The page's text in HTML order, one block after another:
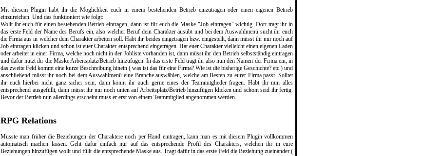
Mit diesem Plugin habt ihr die Möglichkeit euch in einem bestehenden Betrieb einzutragen oder einen eigenen Betrieb
einzureichen. Und das funktioniert wie folgt:
Wollt ihr euch für einen bestehenden Betrieb eintragen, dann ist für euch die Maske "Job eintragen" wichtig. Dort tragt ihr in
das erste Feld der Name des Berufs ein, also welcher Beruf dein Charakter ausübt und bei dem Auswahlmenü sucht ihr euch
die Firma aus in welcher dein Charakter arbeiten soll. Habt ihr beides eingetragen bzw. eingestellt, dann müsst ihr nur noch auf
Job eintragen klicken und schon ist euer Charakter entsprechend eingetragen. Hat euer Charakter vielleicht einen eigenen Laden
oder arbeitet in einer Firma, welche noch nicht in der Jobliste vorhanden ist, dann müsst ihr den Betrieb selbstständig eintragen
und dafür nutzt ihr die Maske Arbeitsplatz/Betrieb hinzufügen. In das erste Feld tragt ihr also nun den Namen der Firma ein, in
das zweite Feld kommt eine kurze Beschreibung hinein ( was ist das für eine Firma? Wie ist die bisherige Geschichte? etc.) und
anschließend müsst ihr noch bei dem Auswahlmenü eine Branche auswählen, welche am Besten zu eurer Firma passt. Solltet
ihr euch hierbei nicht ganz sicher sein, dann könnt ihr auch gerne eines der Teammitglieder fragen. Habt ihr nun alles
entsprechend ausgefüllt, dann müsst ihr nur noch unten auf Arbeitsplatz/Betrieb hinzufügen klicken und schont seid ihr fertig.
Bevor der Betrieb nun allerdings erscheint muss er erst von einem Teammitglied angenommen werden.
RPG Relations
Musste man früher die Beziehungen der Charaktere noch per Hand eintragen, kann man es mit diesem Plugin vollkommen
automatisch machen lassen. Geht dafür einfach nur auf das entsprechende Profil des Charakters, welchen ihr in eure
Beziehungen hinzufügen wollt und füllt die entsprechende Maske aus. Tragt dafür in das erste Feld die Beziehung zueinander (